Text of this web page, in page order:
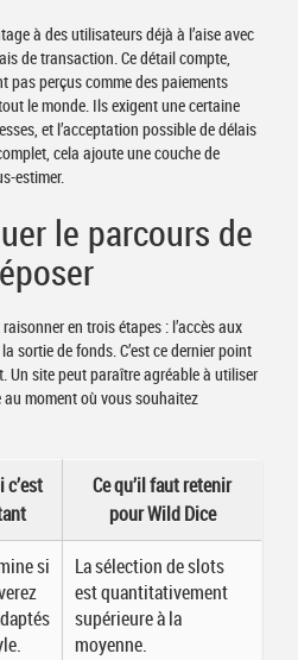
à des utilisateurs déjà à l’aise avec
de transaction. Ce détail compte,
pas perçus comme des paiements
le monde. Ils exigent une certaine
et l’acceptation possible de délais
cela ajoute une couche de
estimer.
le parcours de
en trois étapes : l’accès aux
sortie de fonds. C’est ce dernier point
Un site peut paraître agréable à utiliser
moment où vous souhaitez
Ce qu’il faut retenir
pour Wild Dice
si
La sélection de slots
est quantitativement
supérieure à la
moyenne.